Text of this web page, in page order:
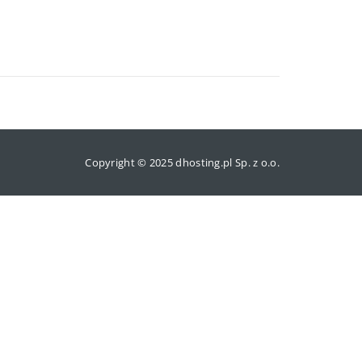
Copyright © 2025 dhosting.pl Sp. z o.o.